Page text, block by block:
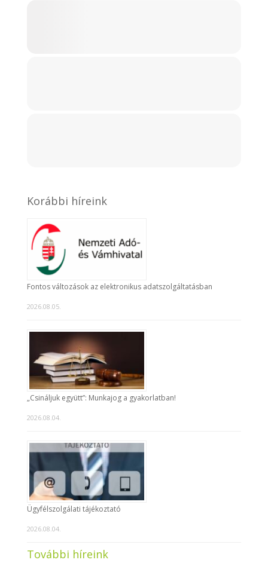
Korábbi híreink
Fontos változások az elektronikus adatszolgáltatásban
2026.08.05.
„Csináljuk együtt”: Munkajog a gyakorlatban!
2026.08.04.
Ügyfélszolgálati tájékoztató
2026.08.04.
További híreink